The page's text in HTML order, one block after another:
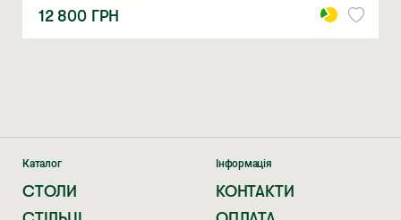
12 800 ГРН
Каталог
СТОЛИ
Інформація
КОНТАКТИ